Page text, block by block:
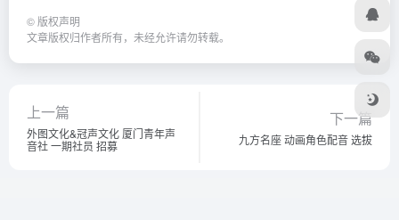
© 版权声明
文章版权归作者所有，未经允许请勿转载。
上一篇
外图文化&冠声文化 厦门青年声
音社 一期社员 招募
下一篇
九方名座 动画角色配音 选拔